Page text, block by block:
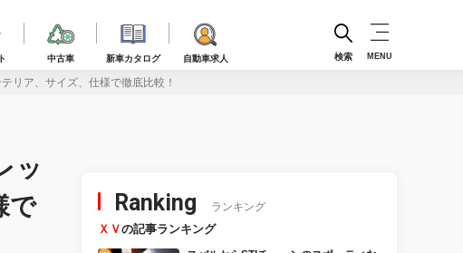
中古車 新車カタログ 自動車求人 検索 MENU
リア、サイズ、仕様で徹底比較！
ッ
で
Ranking ランキング
ＸＶの記事ランキング